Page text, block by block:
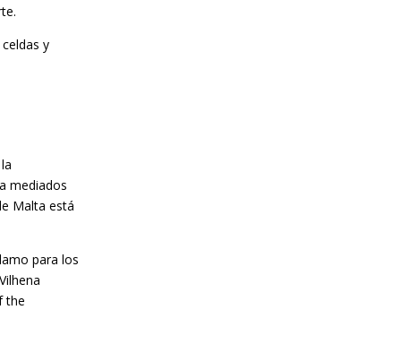
y
mediados
Malta está
para los
the